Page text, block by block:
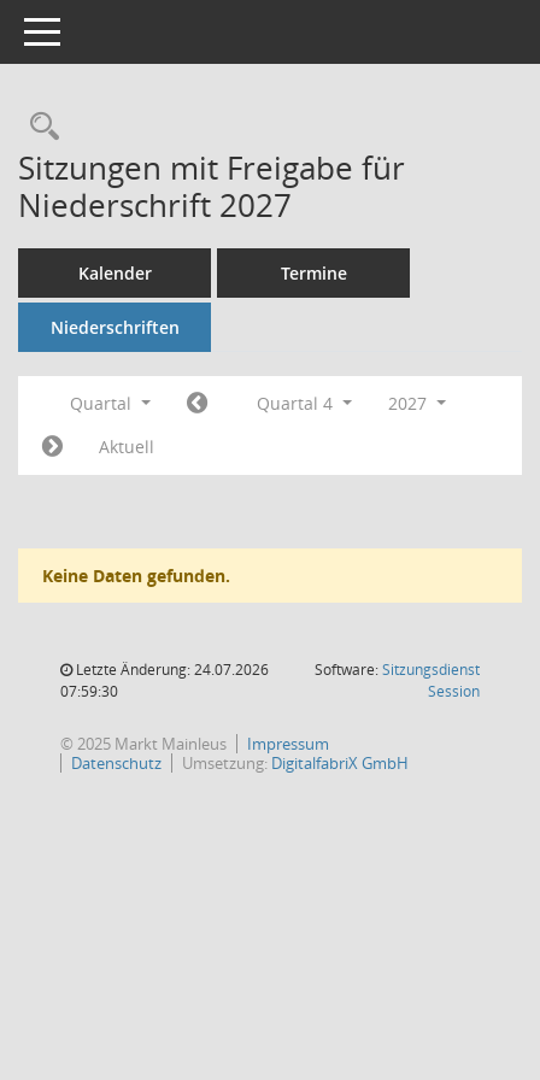
Toggle navigation
Rechercheauswahl
Sitzungen mit Freigabe für
Niederschrift 2027
Kalender Termine
Niederschriften
Quartal Quartal 4
2027
Aktuell
Keine Daten gefunden.
Letzte Änderung: 24.07.2026
07:59:30
Software:Sitzungsdienst
Session(Wird in
© 2025 Markt Mainleus
Impressum
Datenschutz
Umsetzung: DigitalfabriX GmbH